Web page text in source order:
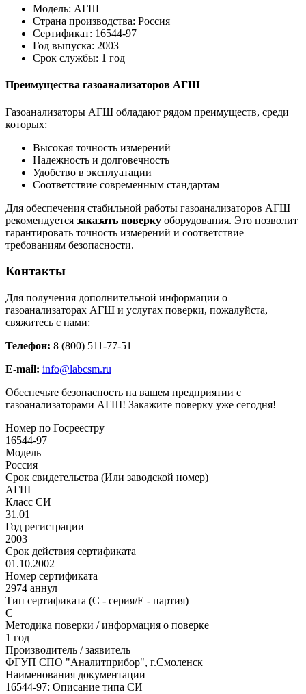
Модель: АГШ
Страна производства: Россия
Сертификат: 16544-97
Год выпуска: 2003
Срок службы: 1 год
Преимущества газоанализаторов АГШ
Газоанализаторы АГШ обладают рядом преимуществ, среди
которых:
Высокая точность измерений
Надежность и долговечность
Удобство в эксплуатации
Соответствие современным стандартам
Для обеспечения стабильной работы газоанализаторов АГШ
рекомендуется заказать поверку оборудования. Это позволит
гарантировать точность измерений и соответствие
требованиям безопасности.
Контакты
Для получения дополнительной информации о
газоанализаторах АГШ и услугах поверки, пожалуйста,
свяжитесь с нами:
Телефон: 8 (800) 511-77-51
E-mail: info@labcsm.ru
Обеспечьте безопасность на вашем предприятии с
газоанализаторами АГШ! Закажите поверку уже сегодня!
Номер по Госреестру
16544-97
Модель
Россия
Срок свидетельства (Или заводской номер)
АГШ
Класс СИ
31.01
Год регистрации
2003
Срок действия сертификата
01.10.2002
Номер сертификата
2974 аннул
Тип сертификата (C - серия/E - партия)
С
Методика поверки / информация о поверке
1 год
Производитель / заявитель
ФГУП СПО "Аналитприбор", г.Смоленск
Наименования документации
16544-97: Описание типа СИ